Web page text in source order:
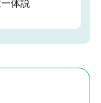
体説